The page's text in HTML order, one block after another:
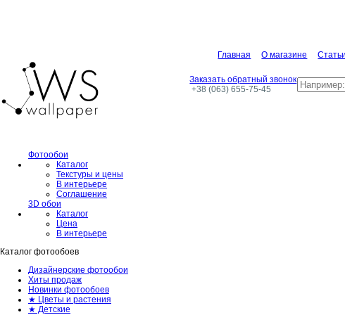
Главная О магазине Статьи
Заказать обратный звонок
+38 (063) 655-75-45
Фотообои
Каталог
Текстуры и цены
В интерьере
Соглашение
3D обои
Каталог
Цена
В интерьере
Каталог фотообоев
Дизайнерские фотообои
Хиты продаж
Новинки фотообоев
★ Цветы и растения
★ Детские